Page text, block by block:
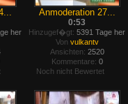
her
Anmoderation 27...
0:53
Hinzugef�gt: 5391 Tage her
Von vulkantv
Ansichten: 2520
Kommentare: 0
Noch nicht Bewertet